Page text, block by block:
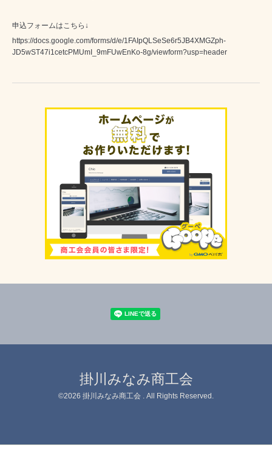
申込フォームはこちら↓
https://docs.google.com/forms/d/e/1FAIpQLSeSe6r5JB4XMGZph-
JD5wST47i1cetcPMUmI_9mFUwEnKo-8g/viewform?usp=header
掛川みなみ商工会
©2026 掛川みなみ商工会 . All Rights Reserved.